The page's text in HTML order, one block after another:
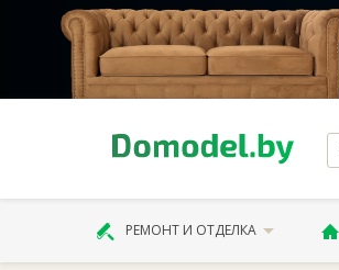
РЕМОНТ И ОТДЕЛКА